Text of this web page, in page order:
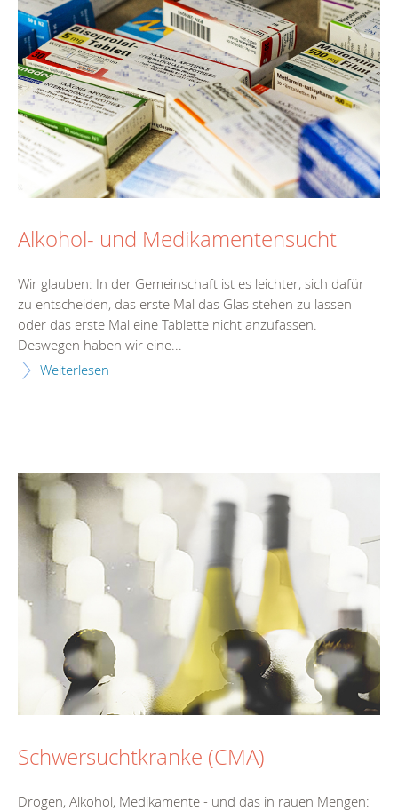
Alkohol- und Medikamentensucht
Wir glauben: In der Gemeinschaft ist es leichter, sich dafür
zu entscheiden, das erste Mal das Glas stehen zu lassen
oder das erste Mal eine Tablette nicht anzufassen.
Deswegen haben wir eine...
Weiterlesen
Schwersuchtkranke (CMA)
Drogen, Alkohol, Medikamente - und das in rauen Mengen: